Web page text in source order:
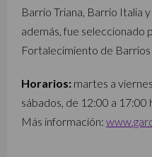
Barrio Triana, Barrio Italia
además, fue seleccionado
Fortalecimiento de
Horarios: martes a
sábados, de 12:00 a 17:00
Más información: